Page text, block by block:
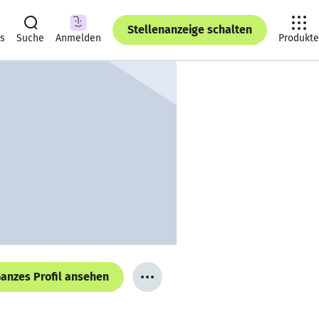
Suche Anmelden
Stellenanzeige schalten
Produkte
Profil ansehen